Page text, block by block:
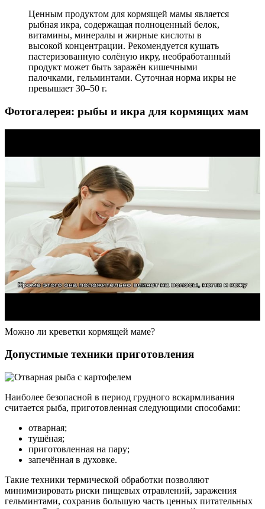
Ценным продуктом для кормящей мамы является
рыбная икра, содержащая полноценный белок,
витамины, минералы и жирные кислоты в
высокой концентрации. Рекомендуется кушать
пастеризованную солёную икру, необработанный
продукт может быть заражён кишечными
палочками, гельминтами. Суточная норма икры не
превышает 30–50 г.
Фотогалерея: рыбы и икра для кормящих мам
Можно ли креветки кормящей маме?
Допустимые техники приготовления
Наиболее безопасной в период грудного вскармливания
считается рыба, приготовленная следующими способами:
отварная;
тушёная;
приготовленная на пару;
запечённая в духовке.
Такие техники термической обработки позволяют
минимизировать риски пищевых отравлений, заражения
гельминтами, сохранив большую часть ценных питательных